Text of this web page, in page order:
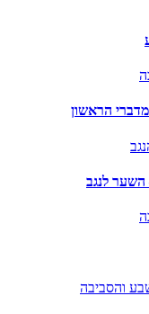
הראשון
לנגב
והסביבה